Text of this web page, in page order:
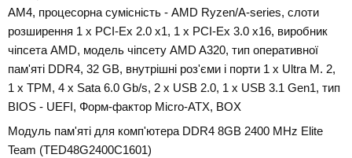
AM4, процесорна сумісність - AMD Ryzen/A-series, слоти
розширення 1 x PCI-Ex 2.0 x1, 1 x PCI-Ex 3.0 x16, виробник
чіпсета AMD, модель чіпсету AMD A320, тип оперативної
пам'яті DDR4, 32 GB, внутрішні роз'єми і порти 1 x Ultra M. 2,
1 x TPM, 4 x Sata 6.0 Gb/s, 2 х USB 2.0, 1 x USB 3.1 Gen1, тип
BIOS - UEFI, Форм-фактор Micro-ATX, BOX
Модуль пам'яті для комп'ютера DDR4 8GB 2400 MHz Elite
Team (TED48G2400C1601)